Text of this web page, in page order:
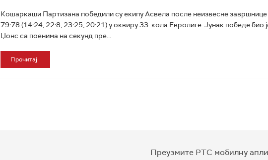
Кошаркаши Партизана победили су екипу Асвела после неизвесне завршнице
79:78 (14:24, 22:8, 23:25, 20:21) у оквиру 33. кола Евролиге. Јунак победе био
Џонс са поенима на секунд пре...
Прочитај
Преузмите РТС мобилну